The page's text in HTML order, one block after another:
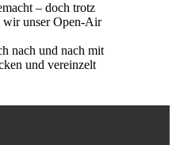
– doch trotz
wir unser Open-Air
nach und nach mit
und vereinzelt